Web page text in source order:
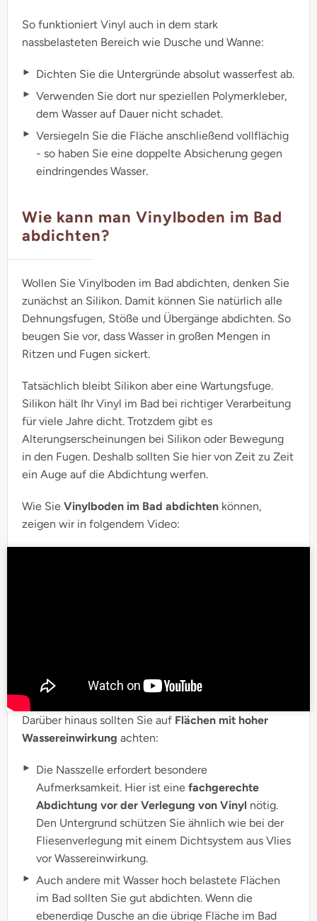
So funktioniert Vinyl auch in dem stark
nassbelasteten Bereich wie Dusche und Wanne:
Dichten Sie die Untergründe absolut wasserfest ab.
Verwenden Sie dort nur speziellen Polymerkleber,
dem Wasser auf Dauer nicht schadet.
Versiegeln Sie die Fläche anschließend vollflächig
- so haben Sie eine doppelte Absicherung gegen
eindringendes Wasser.
Wie kann man Vinylboden im Bad
abdichten?
Wollen Sie Vinylboden im Bad abdichten, denken Sie
zunächst an Silikon. Damit können Sie natürlich alle
Dehnungsfugen, Stöße und Übergänge abdichten. So
beugen Sie vor, dass Wasser in großen Mengen in
Ritzen und Fugen sickert.
Tatsächlich bleibt Silikon aber eine Wartungsfuge.
Silikon hält Ihr Vinyl im Bad bei richtiger Verarbeitung
für viele Jahre dicht. Trotzdem gibt es
Alterungserscheinungen bei Silikon oder Bewegung
in den Fugen. Deshalb sollten Sie hier von Zeit zu Zeit
ein Auge auf die Abdichtung werfen.
Wie Sie Vinylboden im Bad abdichten können,
zeigen wir in folgendem Video:
Darüber hinaus sollten Sie auf Flächen mit hoher
Wassereinwirkung achten:
Die Nasszelle erfordert besondere
Aufmerksamkeit. Hier ist eine fachgerechte
Abdichtung vor der Verlegung von Vinyl nötig.
Den Untergrund schützen Sie ähnlich wie bei der
Fliesenverlegung mit einem Dichtsystem aus Vlies
vor Wassereinwirkung.
Auch andere mit Wasser hoch belastete Flächen
im Bad sollten Sie gut abdichten. Wenn die
ebenerdige Dusche an die übrige Fläche im Bad